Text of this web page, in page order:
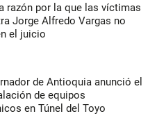
razón por la que las víctimas
Jorge Alfredo Vargas no
el juicio
de Antioquia anunció el
de equipos
en Túnel del Toyo